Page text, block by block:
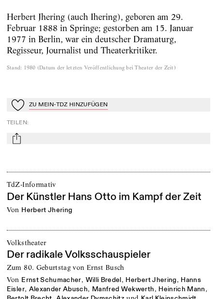
Herbert Jhering (auch Ihering), geboren am 29.
Februar 1888 in Springe; gestorben am 15. Januar
1977 in Berlin, war ein deutscher Dramaturg,
Regisseur, Journalist und Theaterkritiker.
Stand: 1980 (Datum der letzten Veröffentlichung bei Theater der Zeit )
Zu Mein-TdZ hinzufügen
ZU MEIN-TDZ HINZUFÜGEN
TEILEN:
mail
TdZ-Informativ
Der Künstler Hans Otto im Kampf der Zeit
von Herbert Jhering
Volkstheater
Der radikale Volksschauspieler
Zum 80. Geburtstag von Ernst Busch
von Ernst Schumacher, Willi Bredel, Herbert Jhering, Hanns
Eisler, Alexander Abusch, Manfred Wekwerth, Heinrich Mann,